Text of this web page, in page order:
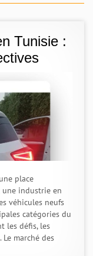
Tunisie :
place
une industrie en
véhicules neufs
catégories du
les défis, les
marché des